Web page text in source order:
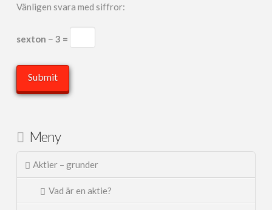
Vänligen svara med siffror:
sexton − 3 =
Meny
Aktier – grunder
Vad är en aktie?